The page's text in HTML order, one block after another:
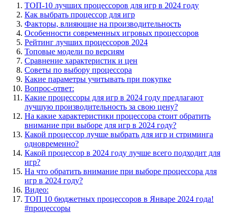
ТОП-10 лучших процессоров для игр в 2024 году
Как выбрать процессор для игр
Факторы, влияющие на производительность
Особенности современных игровых процессоров
Рейтинг лучших процессоров 2024
Топовые модели по версиям
Сравнение характеристик и цен
Советы по выбору процессора
Какие параметры учитывать при покупке
Вопрос-ответ:
Какие процессоры для игр в 2024 году предлагают
лучшую производительность за свою цену?
На какие характеристики процессора стоит обратить
внимание при выборе для игр в 2024 году?
Какой процессор лучше выбрать для игр и стриминга
одновременно?
Какой процессор в 2024 году лучше всего подходит для
игр?
На что обратить внимание при выборе процессора для
игр в 2024 году?
Видео:
ТОП 10 бюджетных процессоров в Январе 2024 года!
#процессоры